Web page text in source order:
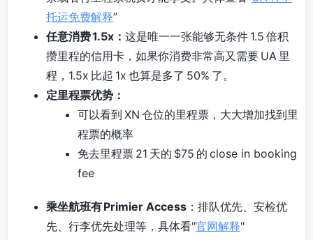
托运免费解释”
任意消费 1.5x： 这是唯一一张能够无条件 1.5 倍积
攒里程的信用卡，如果你消费非常高又需要 UA 里
程，1.5x 比起 1x 也算是多了 50% 了。
定里程票优势：
可以看到 XN 仓位的里程票，大大增加找到里
程票的概率
免去里程票 21 天的 $75 的 close in booking
fee
乘坐航班有 Primier Access ：排队优先、安检优
先、行李优先处理等，具体看"官网解释"